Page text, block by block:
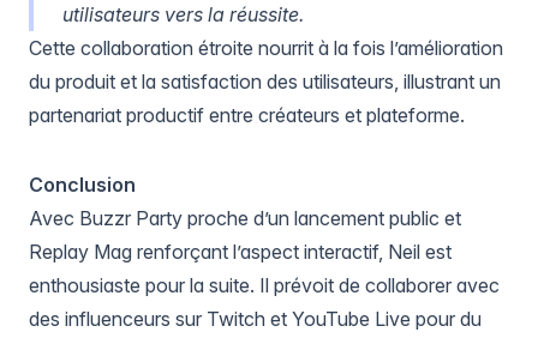
utilisateurs vers la réussite.
Cette collaboration étroite nourrit à la fois l’amélioration
du produit et la satisfaction des utilisateurs, illustrant un
partenariat productif entre créateurs et plateforme.
Conclusion
Avec Buzzr Party proche d’un lancement public et
Replay Mag renforçant l’aspect interactif, Neil est
enthousiaste pour la suite. Il prévoit de collaborer avec
des influenceurs sur Twitch et YouTube Live pour du